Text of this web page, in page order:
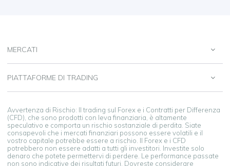
MERCATI
PIATTAFORME DI TRADING
Avvertenza di Rischio: Il trading sul Forex e i Contratti per Differenza
(CFD), che sono prodotti con leva finanziaria, è altamente
speculativo e comporta un rischio sostanziale di perdita. Siate
consapevoli che i mercati finanziari possono essere volatili e il
vostro capitale potrebbe essere a rischio. Il Forex e i CFD
potrebbero non essere adatti a tutti gli investitori. Investite solo
denaro che potete permettervi di perdere. Le performance passate
non sono indicative dei risultati futuri. Dovreste considerare